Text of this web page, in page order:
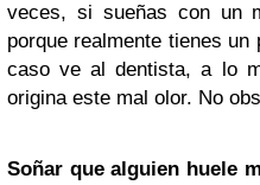
veces, si sueñas con un
porque realmente tienes
caso ve al dentista, a lo
origina este mal olor. No
Soñar que alguien huele